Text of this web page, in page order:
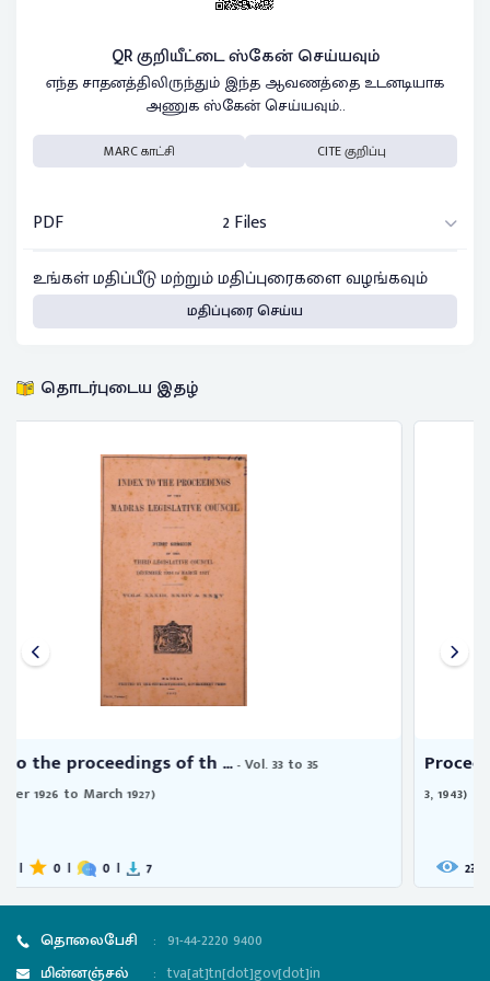
QR குறியீட்டை ஸ்கேன் செய்யவும்
எந்த சாதனத்திலிருந்தும் இந்த ஆவணத்தை உடனடியாக
அணுக ஸ்கேன் செய்யவும்..
MARC காட்சி CITE குறிப்பு
PDF
2 Files
உங்கள் மதிப்பீடு மற்றும் மதிப்புரைகளை வழங்கவும்
மதிப்புரை செய்ய
தொடர்புடைய இதழ்
Proceedings of the Travancore ... - Vol. 22, no. 10 (August
3, 1943)
237 | 0
தொலைபேசி : 91-44-2220 9400
மின்னஞ்சல்
: tva[at]tn[dot]gov[dot]in